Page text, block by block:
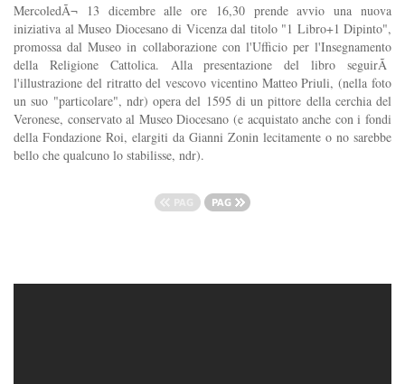
MercoledÃ¬ 13 dicembre alle ore 16,30 prende avvio una nuova
iniziativa al Museo Diocesano di Vicenza dal titolo "1 Libro+1 Dipinto",
promossa dal Museo in collaborazione con l'Ufficio per l'Insegnamento
della Religione Cattolica. Alla presentazione del libro seguirÃ
l'illustrazione del ritratto del vescovo vicentino Matteo Priuli, (nella foto
un suo "particolare", ndr) opera del 1595 di un pittore della cerchia del
Veronese, conservato al Museo Diocesano (e acquistato anche con i fondi
della Fondazione Roi, elargiti da Gianni Zonin lecitamente o no sarebbe
bello che qualcuno lo stabilisse, ndr).